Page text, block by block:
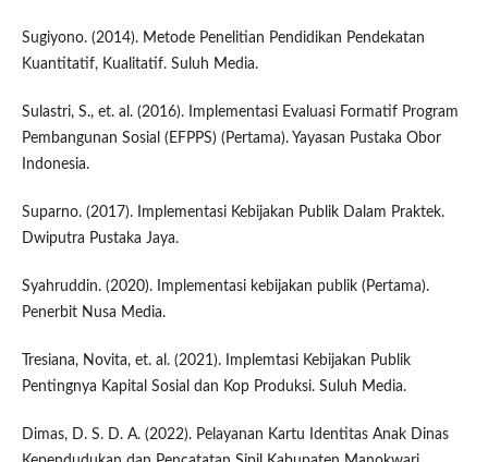
Sugiyono. (2014). Metode Penelitian Pendidikan Pendekatan
Kuantitatif, Kualitatif. Suluh Media.
Sulastri, S., et. al. (2016). Implementasi Evaluasi Formatif Program
Pembangunan Sosial (EFPPS) (Pertama). Yayasan Pustaka Obor
Indonesia.
Suparno. (2017). Implementasi Kebijakan Publik Dalam Praktek.
Dwiputra Pustaka Jaya.
Syahruddin. (2020). Implementasi kebijakan publik (Pertama).
Penerbit Nusa Media.
Tresiana, Novita, et. al. (2021). Implemtasi Kebijakan Publik
Pentingnya Kapital Sosial dan Kop Produksi. Suluh Media.
Dimas, D. S. D. A. (2022). Pelayanan Kartu Identitas Anak Dinas